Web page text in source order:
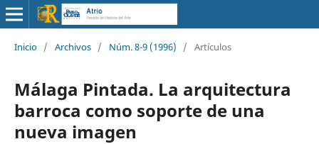
Inicio / Archivos / Núm. 8-9 (1996) / Artículos
Málaga Pintada. La arquitectura
barroca como soporte de una
nueva imagen